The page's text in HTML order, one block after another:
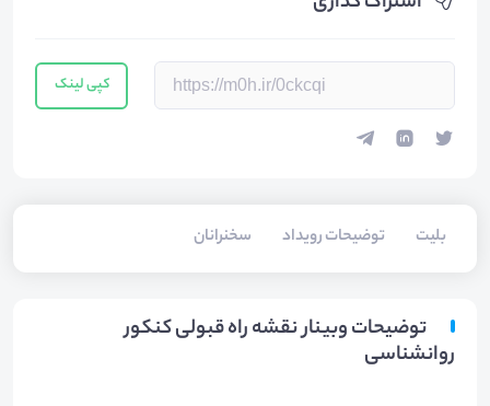
کپی لینک
بلیت‌ توضیحات رویداد سخنرانان
توضیحات وبینار نقشه راه قبولی کنکور
روانشناسی